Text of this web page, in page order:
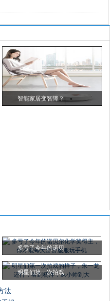
智能家居变智障？
多亏了今年的诺贝
明星们第一次拍戏
法